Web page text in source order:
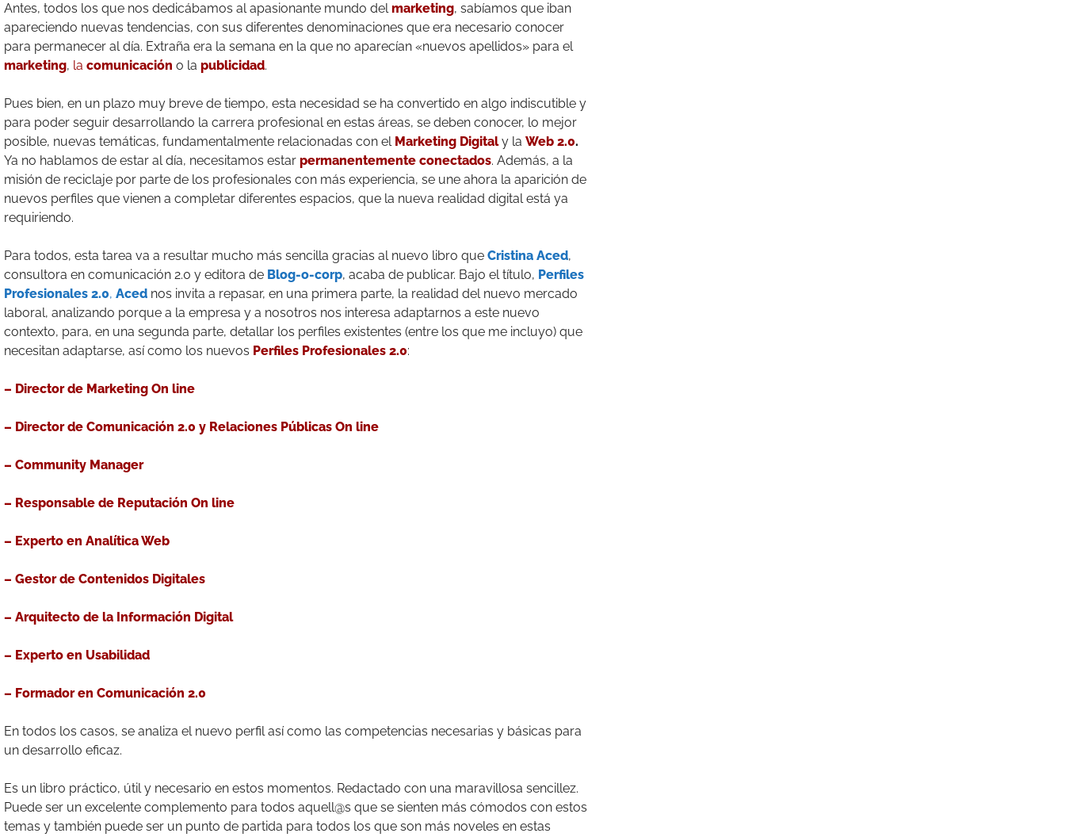
Antes, todos los que nos dedicábamos al apasionante mundo delmarketing, sabíamos que iban
apareciendo nuevas tendencias, con sus diferentes denominaciones que era necesario conocer
para permanecer al día. Extraña era la semana en la que no aparecían «nuevos apellidos» para el
marketing, la comunicación o la publicidad.
Pues bien, en un plazo muy breve de tiempo, esta necesidad se ha convertido en algo indiscutible y
para poder seguir desarrollando la carrera profesional en estas áreas, se deben conocer, lo mejor
posible, nuevas temáticas, fundamentalmente relacionadas con el Marketing Digitaly la Web 2.0.
Ya no hablamos de estar al día, necesitamos estar permanentemente conectados. Además, a la
misión de reciclaje por parte de los profesionales con más experiencia, se une ahora la aparición de
nuevos perfiles que vienen a completar diferentes espacios, que la nueva realidad digital está ya
requiriendo.
Para todos, esta tarea va a resultar mucho más sencilla gracias al nuevo libro que Cristina Aced,
consultora en comunicación 2.0 y editora de Blog-o-corp, acaba de publicar. Bajo el título, Perfiles
Profesionales 2.0, Aced nos invita a repasar, en una primera parte, la realidad del nuevo mercado
laboral, analizando porque a la empresa y a nosotros nos interesa adaptarnos a este nuevo
contexto, para, en una segunda parte, detallar los perfiles existentes (entre los que me incluyo) que
necesitan adaptarse, así como los nuevos Perfiles Profesionales 2.0:
– Director de Marketing On line
– Director de Comunicación 2.0 y Relaciones Públicas On line
– Community Manager
– Responsable de Reputación On line
– Experto en Analítica Web
– Gestor de Contenidos Digitales
– Arquitecto de la Información Digital
– Experto en Usabilidad
– Formador en Comunicación 2.0
En todos los casos, se analiza el nuevo perfil así como las competencias necesarias y básicas para
un desarrollo eficaz.
Es un libro práctico, útil y necesario en estos momentos. Redactado con una maravillosa sencillez.
Puede ser un excelente complemento para todos aquell@s que se sienten más cómodos con estos
temas y también puede ser un punto de partida para todos los que son más noveles en estas